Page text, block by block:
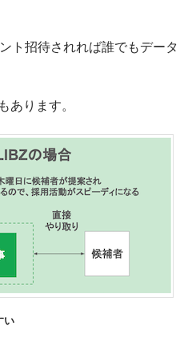
ト招待されれば誰でもデータ
あります。
い